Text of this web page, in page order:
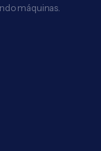
máquinas.